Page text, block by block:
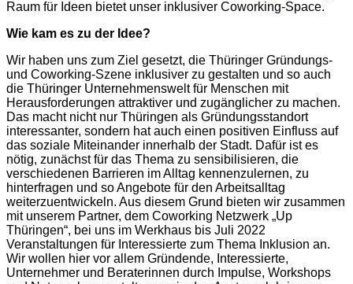
Raum für Ideen bietet unser inklusiver Coworking-Space.
Wie kam es zu der Idee?
Wir haben uns zum Ziel gesetzt, die Thüringer Gründungs-
und Coworking-Szene inklusiver zu gestalten und so auch
die Thüringer Unternehmenswelt für Menschen mit
Herausforderungen attraktiver und zugänglicher zu machen.
Das macht nicht nur Thüringen als Gründungsstandort
interessanter, sondern hat auch einen positiven Einfluss auf
das soziale Miteinander innerhalb der Stadt. Dafür ist es
nötig, zunächst für das Thema zu sensibilisieren, die
verschiedenen Barrieren im Alltag kennenzulernen, zu
hinterfragen und so Angebote für den Arbeitsalltag
weiterzuentwickeln. Aus diesem Grund bieten wir zusammen
mit unserem Partner, dem Coworking Netzwerk „Up
Thüringen“, bei uns im Werkhaus bis Juli 2022
Veranstaltungen für Interessierte zum Thema Inklusion an.
Wir wollen hier vor allem Gründende, Interessierte,
Unternehmer und Beraterinnen durch Impulse, Workshops